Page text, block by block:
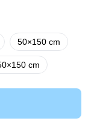
50×150 cm
cm